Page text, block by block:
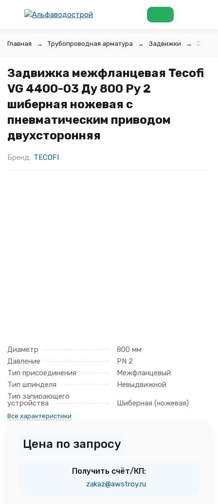
Главная Трубопроводная арматура Задвижки
Задвижка межфланцевая Tecofi
VG 4400-03 Ду 800 Ру 2
шиберная ножевая с
пневматическим приводом
двухсторонняя
Бренд: TECOFI
Диаметр
800 мм
Давление
PN 2
Тип присоединения
Межфланцевый
Тип шпинделя
Невыдвижной
Тип запирающего
устройства Шиберная (ножевая)
Все характеристики
Цена по запросу
Получить счёт/КП:
zakaz@awstroy.ru